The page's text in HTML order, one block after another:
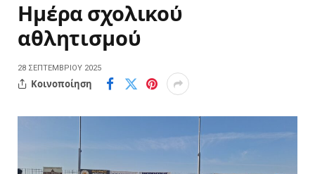
Ημέρα σχολικού
αθλητισμού
28 ΣΕΠΤΕΜΒΡΊΟΥ 2025
Κοινοποίηση